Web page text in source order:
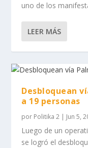
uno de los
LEER MÁS
Desbloquean
a 19 personas
por Politika 2 | Jun 5,
Luego de un
se logró el